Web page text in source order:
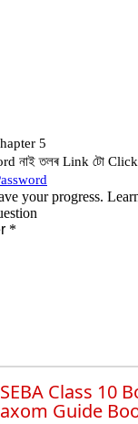
SEBA Class 10
axom Guide